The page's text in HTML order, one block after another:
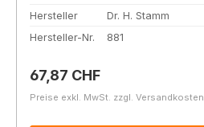
Hersteller
Dr. H. Stamm
Hersteller-Nr.
881
Regulärer Preis:
67,87 CHF
Preise exkl. MwSt. zzgl. Versandkosten